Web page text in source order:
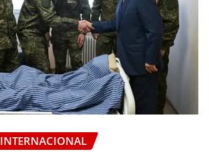
INTERNACIONAL